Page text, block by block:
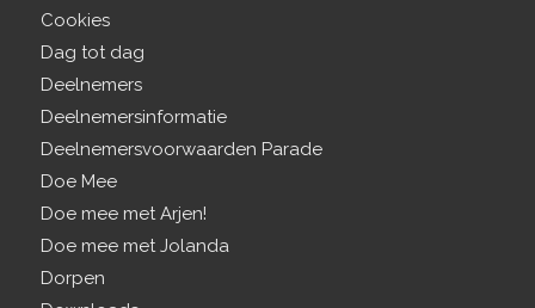
Cookies
Dag tot dag
Deelnemers
Deelnemersinformatie
Deelnemersvoorwaarden Parade
Doe Mee
Doe mee met Arjen!
Doe mee met Jolanda
Dorpen